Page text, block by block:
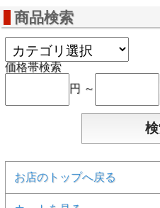
商品検索
価格帯検索
円 ～
お店のトップへ戻る